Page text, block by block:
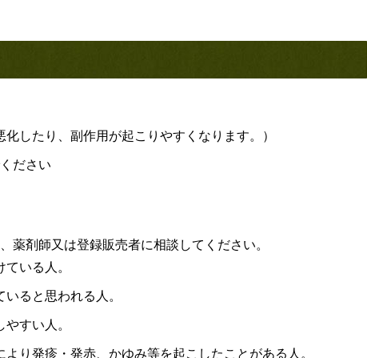
化したり、副作用が起こりやすくなります。）
ださい
薬剤師又は登録販売者に相談してください。
いる人。
ると思われる人。
すい人。
より発疹・発赤、かゆみ等を起こしたことがある人。